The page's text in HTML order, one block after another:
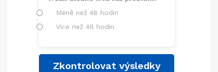
Méně než 48 hodin
Více než 48 hodin
Zkontrolovat výsledky